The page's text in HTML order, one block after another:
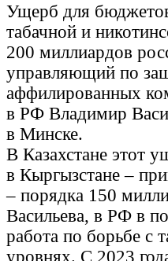
Ущерб для
табачной и
200 миллиардов
управляющий по
аффилированных
в РФ Владимир
в Минске.
В Казахстане этот
в Кыргызстане –
– порядка 150
Васильева, в РФ в
работа по борьбе с
уровнях. С 2023